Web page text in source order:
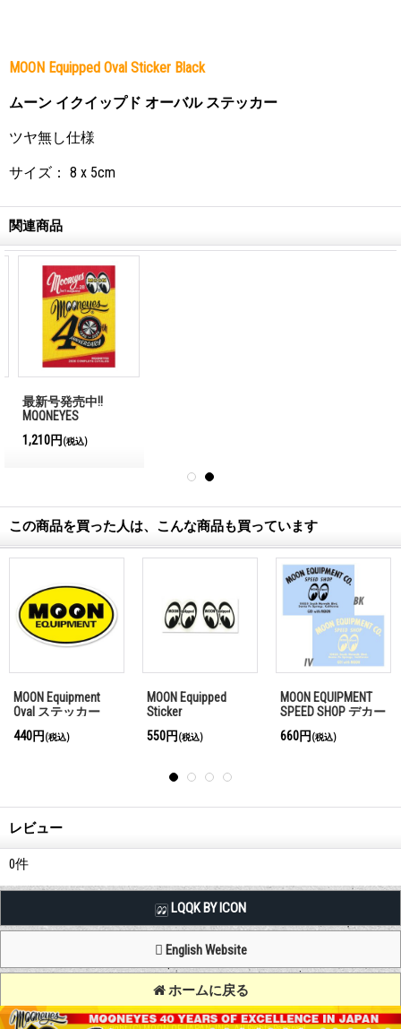
MOON Equipped Oval Sticker Black
ムーン イクイップド オーバル ステッカー
ツヤ無し仕様
サイズ： 8 x 5cm
関連商品
最新号発売中!!
MQQNEYES
International
Magazine No.28 2026
1,210円(税込)
この商品を買った人は、こんな商品も買っています
EQUIPMENT
SHOP デカー
(税込)
MOON Equipped Oval
Rubber Key Ring
(税込)
MOON Equipped
Cross XS ステッカ
ー(MQD020XS)
(税込)
レビュー
0件
LQQK BY ICON
English Website
ホームに戻る